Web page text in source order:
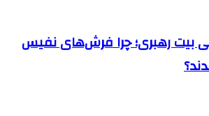
بیت رهبری؛ چرا فرش‌های نفیس